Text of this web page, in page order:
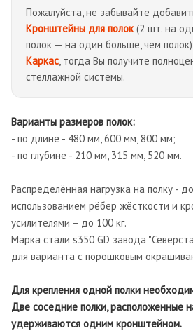
Пожалуйста, не забывайте
Кронштейны для полок (2 шт. на
полок — на один больше, чем
Каркас , тогда Вы получите
стеллажной системы.
Варианты размеров полок:
- по длине - 480 мм, 600 мм, 800 мм;
- по глубине - 210 мм, 315 мм, 520 мм.
Распределённая нагрузка на полку -
использованием рёбер жёсткости и
усилителями – до 100 кг.
Марка стали s350 GD завода
для варианта с порошковым
Для крепления одной полки
Две соседние полки, расположенные
удерживаются одним кронштейном.